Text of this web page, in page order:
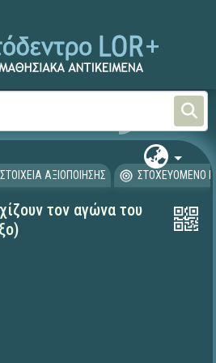
Καινή
ΣΤΟΙΧΕΙΑ ΑΞΙΟΠΟΙΗΣΗΣ ΣΤΟΧΕΥΟΜΕΝΟ
τον αγώνα του